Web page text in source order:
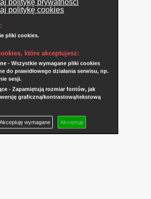
politykę prywatności
politykę cookies
pliki cookies.
które akceptujesz:
- Wszystkie wymagane pliki cookies
do prawidłowego działania serwisu, np.
sesji.
- Zapamiętują rozmiar fontów, jak
graficzną/kontrastową/tekstową
Akceptuję wymagane Akceptuję